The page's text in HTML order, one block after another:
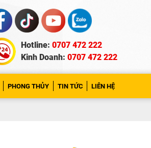
Hotline: 0707 472 222
Kinh Doanh: 0707 472 222
PHONG THỦY TIN TỨC LIÊN HỆ